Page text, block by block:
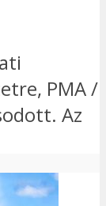
PMA /
Az